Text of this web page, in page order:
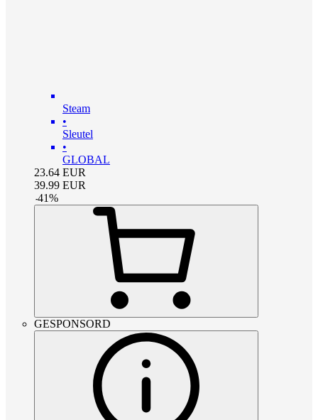
Steam
•
Sleutel
•
GLOBAL
23.64 EUR
39.99 EUR
-41%
GESPONSORD